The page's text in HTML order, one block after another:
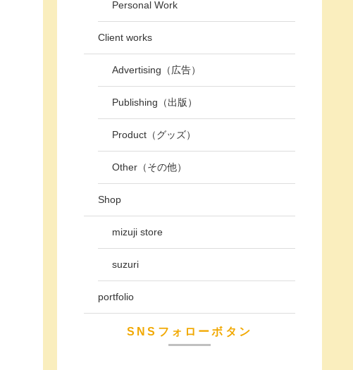
Personal Work
Client works
Advertising（広告）
Publishing（出版）
Product（グッズ）
Other（その他）
Shop
mizuji store
suzuri
portfolio
SNSフォローボタン